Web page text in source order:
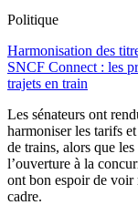
Politique
Harmonisation des
SNCF Connect : les
trajets en train
Les sénateurs ont
harmoniser les tarifs
de trains, alors que
l’ouverture à la
ont bon espoir de voir
cadre.